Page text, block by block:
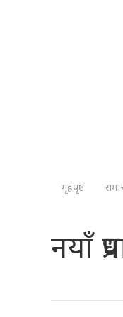
गृहपृष्ठ
नयाँ